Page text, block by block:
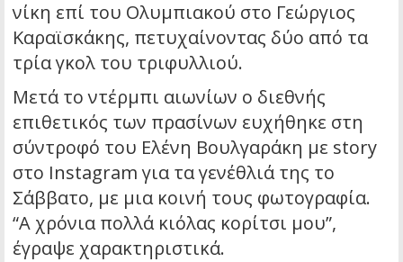
νίκη επί του Ολυμπιακού στο Γεώργιος
Καραϊσκάκης, πετυχαίνοντας δύο από τα
τρία γκολ του τριφυλλιού.
Μετά το ντέρμπι αιωνίων ο διεθνής
επιθετικός των πρασίνων ευχήθηκε στη
σύντροφό του Ελένη Βουλγαράκη με story
στο Instagram για τα γενέθλιά της το
Σάββατο, με μια κοινή τους φωτογραφία.
“Α χρόνια πολλά κιόλας κορίτσι μου”,
έγραψε χαρακτηριστικά.